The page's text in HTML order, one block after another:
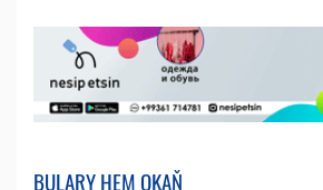
BULARY HEM OKAŇ